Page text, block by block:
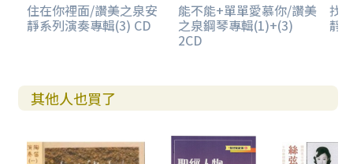
住在你裡面/讚美之泉安
靜系列演奏專輯(3) CD
能不能+單單愛慕你/讚美
之泉鋼琴專輯(1)+(3)
2CD
找
靜
其他人也買了